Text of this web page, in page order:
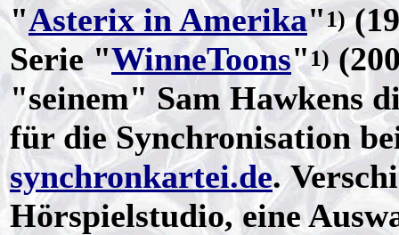
"Asterix in Amerika"1)
Serie "WinneToons"1)
"seinem" Sam Hawkens
für die Synchronisation
synchronkartei.de.
Hörspielstudio, eine